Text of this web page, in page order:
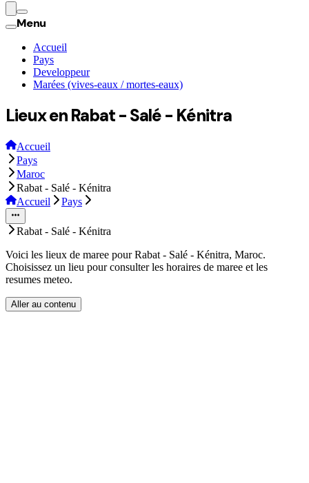
Menu
Accueil
Pays
Developpeur
Marées (vives-eaux / mortes-eaux)
Lieux en Rabat - Salé - Kénitra
Accueil
Pays
Maroc
Rabat - Salé - Kénitra
Accueil
Pays
Rabat - Salé - Kénitra
Voici les lieux de maree pour Rabat - Salé - Kénitra, Maroc.
Choisissez un lieu pour consulter les horaires de maree et les
resumes meteo.
Aller au contenu